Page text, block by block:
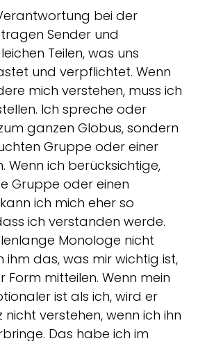
bei der
Sender und
Teilen, was uns
und verpflichtet. Wenn
mich verstehen, muss ich
Ich spreche oder
ganzen Globus, sondern
Gruppe oder einer
Wenn ich berücksichtige,
Gruppe oder einen
ich mich eher so
ich verstanden werde.
Monologe nicht
ihm das, was mir wichtig ist,
Form mitteilen. Wenn mein
ist als ich, wird er
nicht verstehen, wenn ich ihn
Das habe ich im